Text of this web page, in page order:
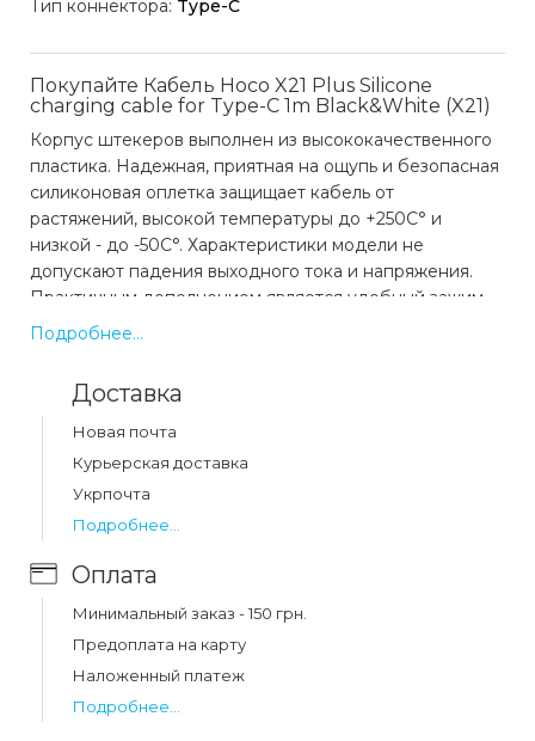
Тип коннектора: Type-C
Покупайте Кабель Hoco X21 Plus Silicone
charging cable for Type-C 1m Black&White (X21)
Корпус штекеров выполнен из высококачественного
пластика. Надежная, приятная на ощупь и безопасная
силиконовая оплетка защищает кабель от
растяжений, высокой температуры до +250С° и
низкой - до -50С°. Характеристики модели не
допускают падения выходного тока и напряжения.
Практичным дополнением является удобный зажим
который обеспечивает комфорт при эксплуатации
аксессуара.
Какая цена на кабель hoco x21 plus silicone
charging cable for type-c 1m black&white (x21)?
Цена на кабель hoco x21 plus silicone charging cable for
type-c 1m black&white (x21) составляет 125 грн.
Подробнее...
Доставка
Новая почта
Курьерская доставка
Укрпочта
Подробнее...
Оплата
Минимальный заказ - 150 грн.
Предоплата на карту
Наложенный платеж
Подробнее...